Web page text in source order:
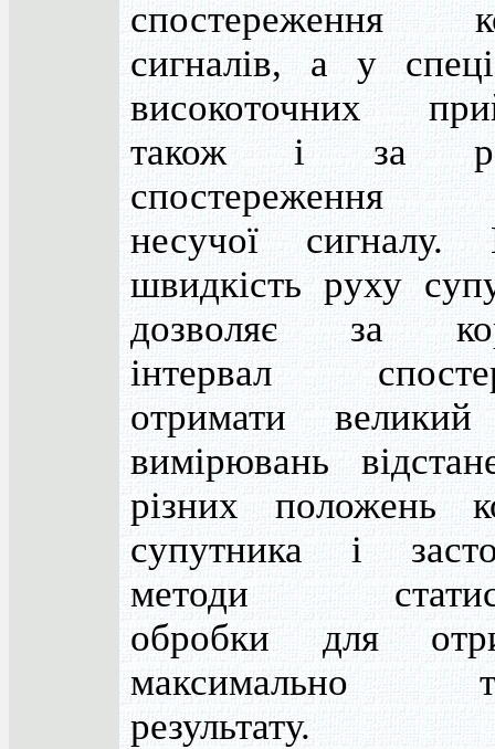
спостереження
сигналів, а у
високоточних
також і за
несучої сигналу.
швидкість руху
дозволяє за
інтервал
отримати
вимірювань
різних положень
супутника і
методи
обробки для
максимально
результату.